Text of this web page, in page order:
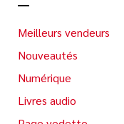
Meilleurs vendeurs
Nouveautés
Numérique
Livres audio